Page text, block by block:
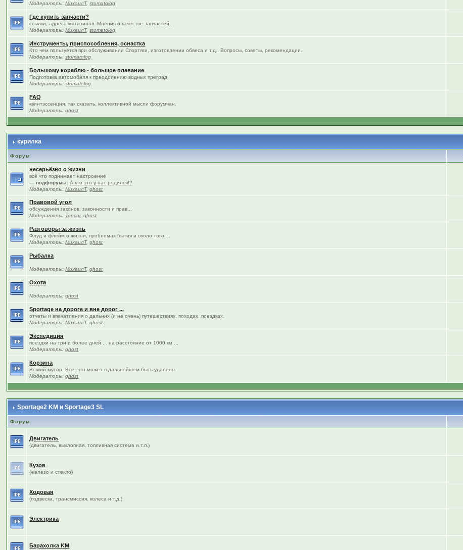
Модераторы:МихаилТ,stomatolog
Где купить запчасти?
ссылки, адреса магазинов. Мнения о качестве запчастей.
Модераторы:МихаилТ,stomatolog
Инструменты, приспособления, оснастка
Кто чем пользуется при обслуживании Спортяги, изготовлении обвеса и т.д.. Вопросы, советы, рекомендации.
Модераторы:stomatolog
Большому кораблю - большое плавание
Подготовка автомобиля к преодолению водных преград
Модераторы:stomatolog
FAQ
квинтэссенция, так сказать, коллективной мысли форумчан.
Модераторы:ghost
курилка
Форум
несерьёзно о жизни
всё что поднимает настроение
— подфорумы: А кто это у нас родился!?
Модераторы:МихаилТ,ghost
Правовой угол
обсуждения законов, законности и прав...
Модераторы: Toncar,ghost
Разговоры за жизнь
Флуд и флейм о жизни, проблемах бытия и около того....
Модераторы:МихаилТ,ghost
Рыбалка
Модераторы:МихаилТ,ghost
Охота
Модераторы:ghost
Sportage на дороге и вне дорог ...
отчеты и впечатления о дальних (и не очень) путешествиях, походах, поездках.
Модераторы:МихаилТ,ghost
Экспедиция
поездки на три и более дней ... на расстояние от 1000 км ...
Модераторы:ghost
Корзина
Всякий мусор. Все, что может в дальнейшем быть удалено
Модераторы:ghost
Sportage2 KM и Sportage3 SL
Форум
Двигатель
(двигатель, выхлопная, топливная система и.т.п.)
Кузов
(железо и стекло)
Ходовая
(подвеска, трансмиссия, колеса и т.д.)
Электрика
Барахолка KM